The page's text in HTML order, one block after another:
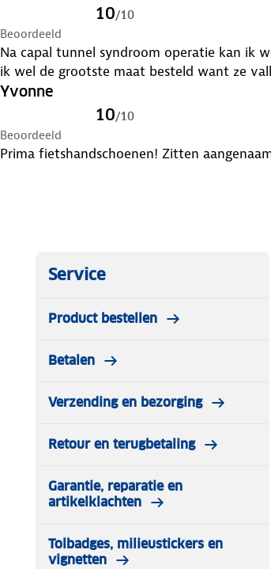
10/10
Beoordeeld
Na capal tunnel syndroom operatie kan ik
ik wel de grootste maat
Yvonne
10/10
Beoordeeld
Prima fietshandschoenen! Zitten
Service
Product bestellen
Betalen
Verzending en bezorging
Retour en terugbetaling
Garantie, reparatie en
artikelklachten
Tolbadges, milieustickers en
vignetten